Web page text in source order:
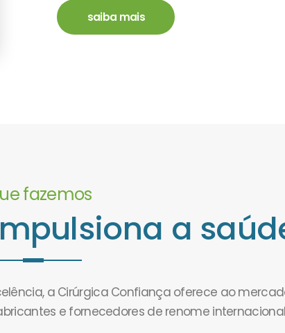
saiba mais
fazemos
a
a Cirúrgica Confiança oferece ao
e fornecedores de renome